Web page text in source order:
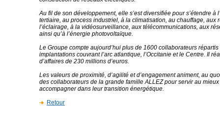
Au fil de son développement, elle s’est diversifiée pour s’étendre à
tertiaire, au process industriel, à la climatisation, au chauffage, aux
l’éclairage, à la vidéosurveillance, aux télécommunications, aux
ainsi qu’à l’énergie photovoltaïque.
Le Groupe compte aujourd’hui plus de 1600 collaborateurs répartis
implantations couvrant l’arc atlantique, l’Occitanie et le Centre. Il
d’affaires de 230 millions d’euros.
Les valeurs de proximité, d’agilité et d’engagement animent, au
des collaborateurs de la grande famille ALLEZ pour servir au
accompagner dans leur transition énergétique.
Retour